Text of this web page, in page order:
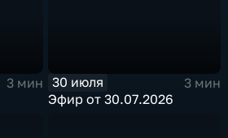
3 мин
30 июля
3 мин
Эфир от 30.07.2026